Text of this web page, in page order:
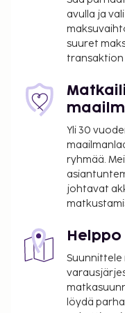
(DXB-Dubain
Käytössäsi on
business center ja
kokoustilat:
Käytössäsi on
pysäköidä helposti,
kuuluu myös
jonka palveluihin
hierontapalvelut,
Käytössäsi on
palveluihin kuuluu
concierge-palvelut
haluat viettää
ilmaiset
ravintolassa
avulla ja
suuret
transaktion
Yli 30
ryhmää.
johtavat
Suunnittele
löydä